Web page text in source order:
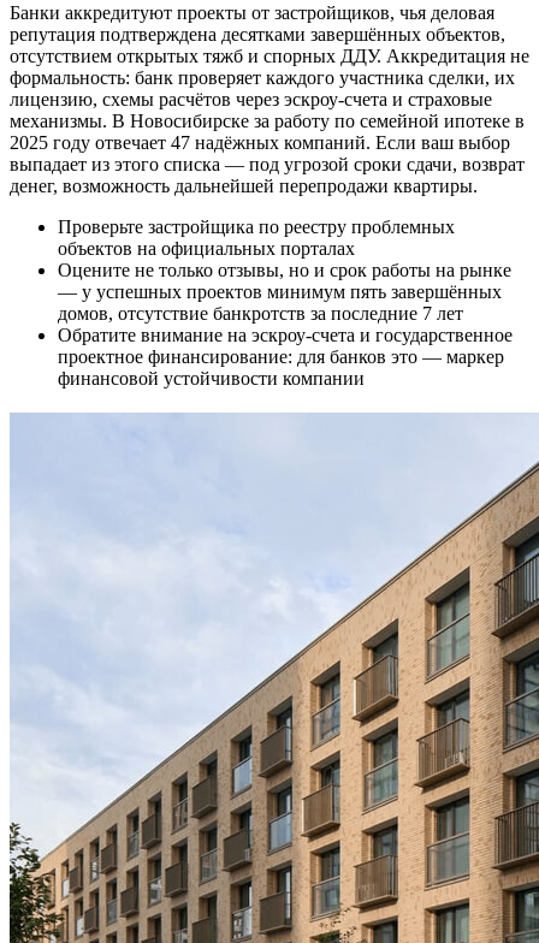
Банки аккредитуют проекты от застройщиков, чья деловая
репутация подтверждена десятками завершённых объектов,
отсутствием открытых тяжб и спорных ДДУ. Аккредитация не
формальность: банк проверяет каждого участника сделки, их
лицензию, схемы расчётов через эскроу-счета и страховые
механизмы. В Новосибирске за работу по семейной ипотеке в
2025 году отвечает 47 надёжных компаний. Если ваш выбор
выпадает из этого списка — под угрозой сроки сдачи, возврат
денег, возможность дальнейшей перепродажи квартиры.
Проверьте застройщика по реестру проблемных
объектов на официальных порталах
Оцените не только отзывы, но и срок работы на рынке
— у успешных проектов минимум пять завершённых
домов, отсутствие банкротств за последние 7 лет
Обратите внимание на эскроу-счета и государственное
проектное финансирование: для банков это — маркер
финансовой устойчивости компании